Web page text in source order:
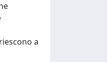
a